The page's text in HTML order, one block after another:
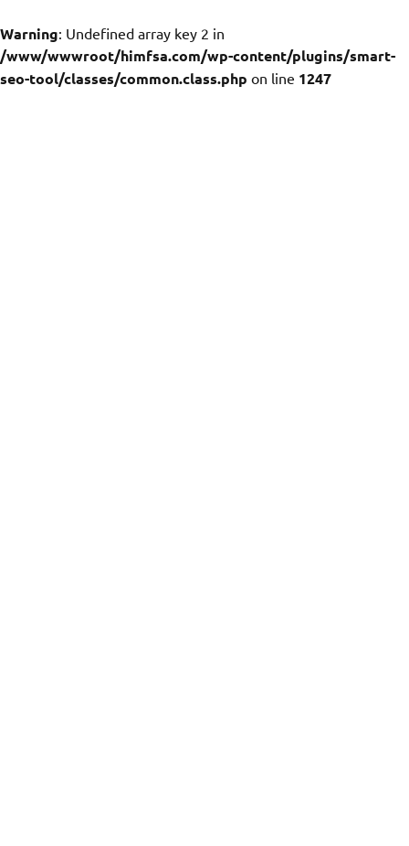
Warning: Undefined array key 2 in
/www/wwwroot/himfsa.com/wp-content/plugins/smart-
seo-tool/classes/common.class.php on line 1247